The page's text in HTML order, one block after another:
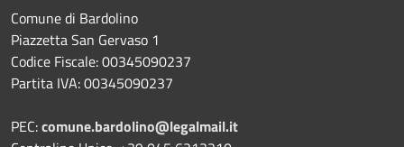
Comune di Bardolino
Piazzetta San Gervaso 1
Codice Fiscale: 00345090237
Partita IVA: 00345090237
PEC:comune.bardolino@legalmail.it